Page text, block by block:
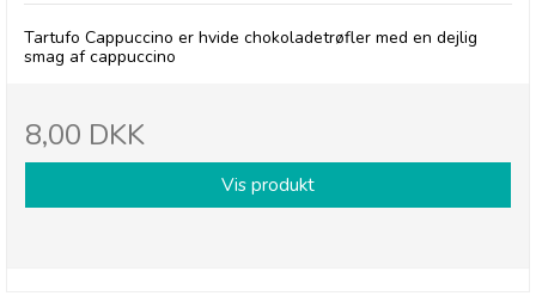
Tartufo Cappuccino er hvide chokoladetrøfler med en dejlig
smag af cappuccino
8,00 DKK
Vis produkt